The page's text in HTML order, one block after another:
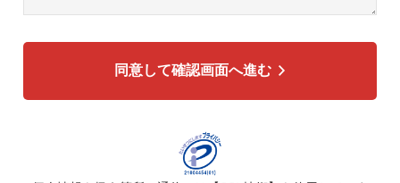
広告配信の効率化、マーケティング活動などのために、氏
を、ハッシュ化などの適切なセキュリティ対策を施した上
で、広告配信サービス提供事業者に提供する場合がありま
す。提供した個人情報は、広告配信サービス提供事業者のプ
同意して確認画面へ進む